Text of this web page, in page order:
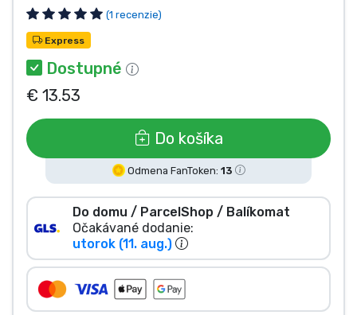
(1 recenzie)
Express
Dostupné
€ 13.53
Do košíka
Odmena FanToken: 13
Do domu / ParcelShop / Balíkomat
Očakávané dodanie:
utorok (11. aug.)
Zoradiť podľa hudby
Typy výrobkov